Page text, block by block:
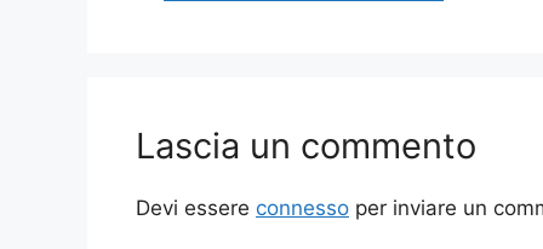
Lascia un commento
Devi essere connesso per inviare un